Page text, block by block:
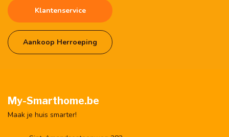
Klantenservice
Aankoop Herroeping
My-Smarthome.be
Maak je huis smarter!